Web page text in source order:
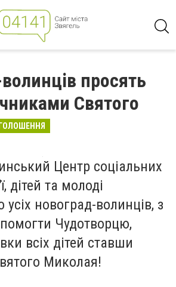
просять
Святого
Центр соціальних
дітей та молоді
усіх новоград-волинців, з
Чудотворцю,
всіх дітей ставши
Миколая!